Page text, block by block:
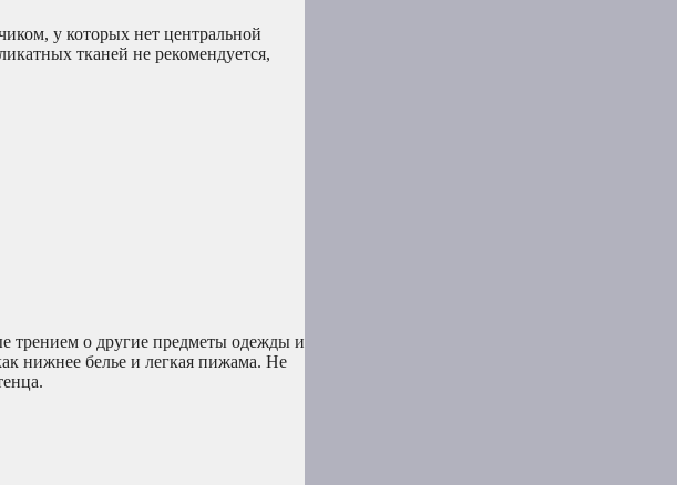
у которых нет центральной
тканей не рекомендуется,
трением о другие предметы одежды и
нижнее белье и легкая пижама. Не